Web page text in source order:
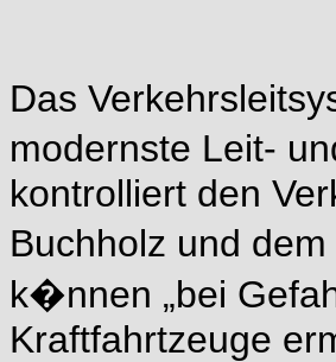
Das
modernste Leit-
kontrolliert den
Buchholz und
k�nnen „bei
Kraftfahrtzeuge